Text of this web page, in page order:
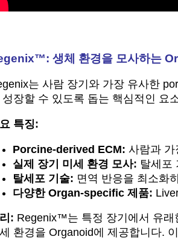
생체 환경을 모사하는
는 사람 장기와 가장 유사한
성장할 수 있도록 돕는 핵심적인 요
특징:
Porcine-derived ECM: 사람과 가
실제 장기 미세 환경 모사: 탈세포
탈세포 기술: 면역 반응을 최소화
다양한 Organ-specific 제품:
: Regenix™는 특정 장기에서 유래
환경을 Organoid에 제공합니다.